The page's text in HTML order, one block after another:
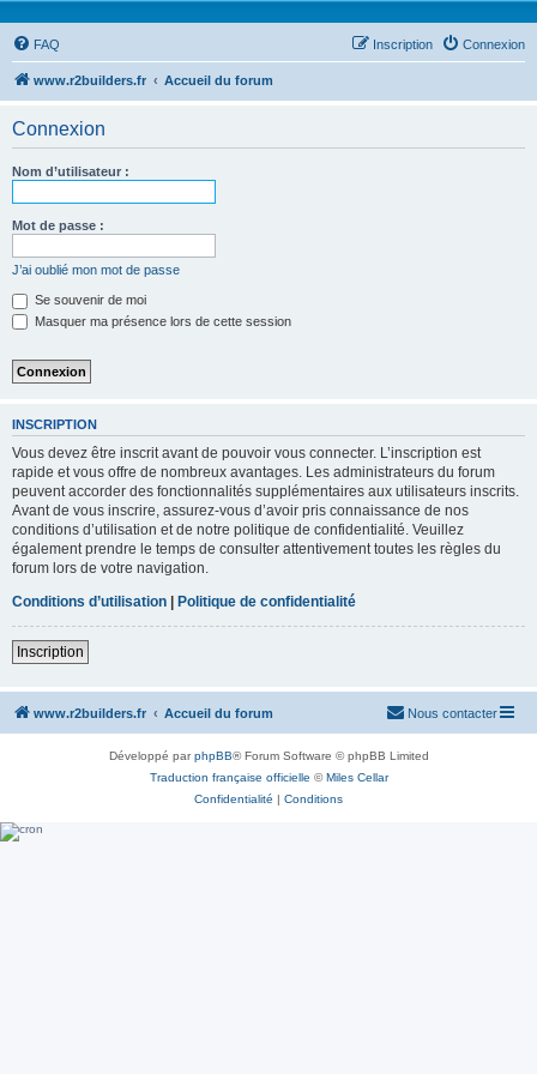
FAQ Connexion
Inscription
www.r2builders.fr Accueil du forum
Connexion
Nom d’utilisateur :
Mot de passe :
J’ai oublié mon mot de passe
Se souvenir de moi
Masquer ma présence lors de cette session
INSCRIPTION
Vous devez être inscrit avant de pouvoir vous connecter. L’inscription est
rapide et vous offre de nombreux avantages. Les administrateurs du forum
peuvent accorder des fonctionnalités supplémentaires aux utilisateurs inscrits.
Avant de vous inscrire, assurez-vous d’avoir pris connaissance de nos
conditions d’utilisation et de notre politique de confidentialité. Veuillez
également prendre le temps de consulter attentivement toutes les règles du
forum lors de votre navigation.
Conditions d’utilisation | Politique de confidentialité
Inscription
www.r2builders.fr Accueil du forum Nous contacter
Développé parphpBB® Forum Software © phpBB Limited
Traduction française officielle ©Miles Cellar
Confidentialité | Conditions